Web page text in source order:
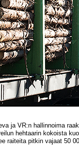
ja VR:n hallinnoima
hehtaarin kokoista
raiteita pitkin vajaat 50